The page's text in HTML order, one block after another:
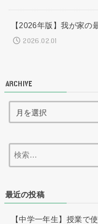
【2026年版】我が家の
2026.02.01
ARCHIVE
最近の投稿
【中学一年生】授業で